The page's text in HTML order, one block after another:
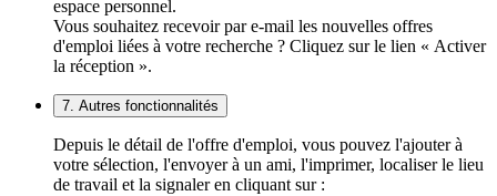
espace personnel.
Vous souhaitez recevoir par e-mail les nouvelles offres
d'emploi liées à votre recherche ? Cliquez sur le lien « Activer
la réception ».
7. Autres fonctionnalités
Depuis le détail de l'offre d'emploi, vous pouvez l'ajouter à
votre sélection, l'envoyer à un ami, l'imprimer, localiser le lieu
de travail et la signaler en cliquant sur :